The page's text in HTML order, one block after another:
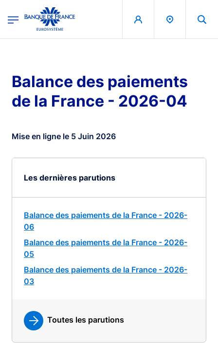
Banque de France - Menu Principal
Balance des paiements
de la France - 2026-04
Mise en ligne le 5 Juin 2026
Les dernières parutions
Balance des paiements de la France - 2026-
06
Balance des paiements de la France - 2026-
05
Balance des paiements de la France - 2026-
03
Toutes les parutions